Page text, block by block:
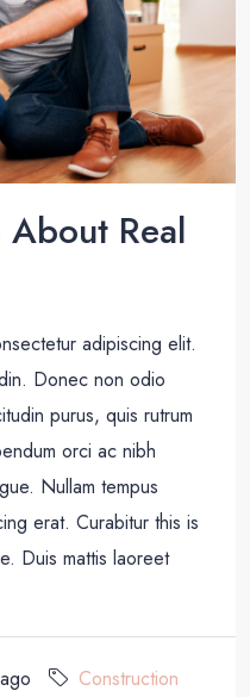
About Real
adipiscing elit.
Donec non odio
purus, quis rutrum
orci ac nibh
Nullam tempus
erat. Curabitur this is
Duis mattis laoreet
Construction